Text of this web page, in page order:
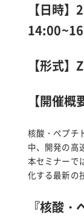
【日時
【形式
【開催概
核酸・ペプチ
中、開発の高
本セミナーで
化する最新の
『核酸